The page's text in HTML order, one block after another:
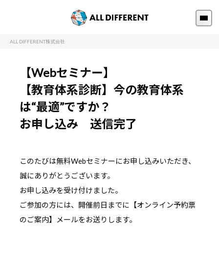
ALL DIFFERENT株式会社
【Webセミナー】
【教育体系診断】今の教育体系
は“最適”ですか？
お申し込み 送信完了
このたびは無料Webセミナーにお申し込みいただき、
誠にありがとうございます。
お申し込みを受け付けました。
ご参加の方には、開催前日までに【オンライン予約票
のご案内】メールをお送りします。